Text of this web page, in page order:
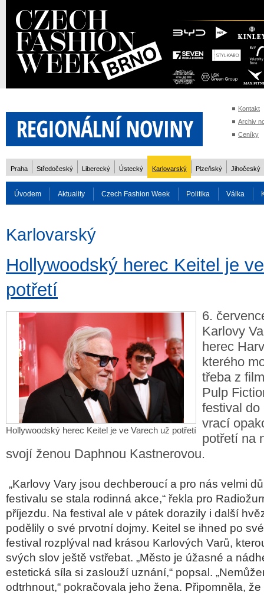
Kontakt
Archiv
Ceníky
Praha Středočeský Liberecký Ústecký Karlovarský Plzeňský Jihočeský
Úvodem Aktuality Czech Fashion Week Politika Válka
Karlovarský
Hollywoodský herec Keitel je
potřetí
Hollywoodský herec Keitel je ve Varech už potřetí
6.
Karlovy
herec
kterého
třeba z
Pulp
festival do
vrací
potřetí na
svojí ženou Daphnou Kastnerovou.
„Karlovy Vary jsou dechberoucí a pro nás velmi
festivalu se stala rodinná akce,“ řekla pro
příjezdu. Na festival ale v pátek dorazily i další
podělily o své prvotní dojmy. Keitel se ihned po
festival rozplýval nad krásou Karlových Varů,
svých slov ještě vstřebat. „Město je úžasné a
estetická síla si zaslouží uznání,“ popsal.
odtrhnout,“ pokračovala jeho žena. Připomněla,